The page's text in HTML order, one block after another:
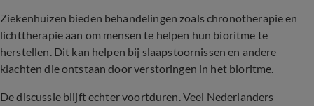
Ziekenhuizen bieden behandelingen zoals chronotherapie en
lichttherapie aan om mensen te helpen hun bioritme te
herstellen. Dit kan helpen bij slaapstoornissen en andere
klachten die ontstaan door verstoringen in het bioritme.
De discussie blijft echter voortduren. Veel Nederlanders